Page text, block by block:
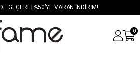
GEÇERLİ %50’YE VARAN İNDİRİM!
0